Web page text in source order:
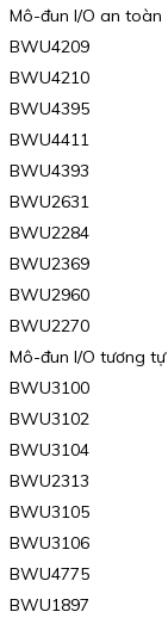
Mô-đun I/O an toàn
BWU4209
BWU4210
BWU4395
BWU4411
BWU4393
BWU2631
BWU2284
BWU2369
BWU2960
BWU2270
Mô-đun I/O tương tự
BWU3100
BWU3102
BWU3104
BWU2313
BWU3105
BWU3106
BWU4775
BWU1897